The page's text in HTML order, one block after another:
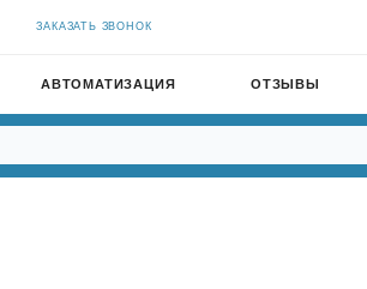
ЗАКАЗАТЬ ЗВОНОК
АВТОМАТИЗАЦИЯ ОТЗЫВЫ